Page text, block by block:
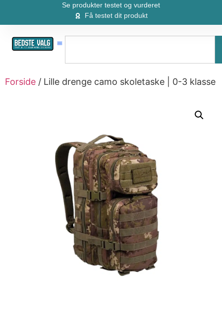
Se produkter testet og vurderet
Få testet dit produkt
Forside / Lille drenge camo skoletaske | 0-3 klasse